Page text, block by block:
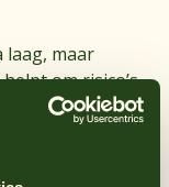
laag, maar
om risico’s
gecertificeerd